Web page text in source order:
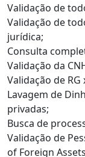
Validação de
Validação de
jurídica;
Consulta
Validação da
Validação de RG
Lavagem de
privadas;
Busca de
Validação de
of Foreign